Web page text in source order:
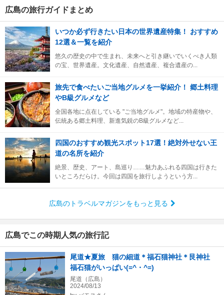
広島の旅行ガイドまとめ
いつか必ず行きたい日本の世界遺産特集！ おすすめ
12選＆一覧を紹介
悠久の歴史の中で生まれ、未来へと引き継いでいくべき人類
の宝、世界遺産。文化遺産、自然遺産、複合遺産の...
旅先で食べたいご当地グルメを一挙紹介！ 郷土料理
やB級グルメなど
全国各地に点在している "ご当地グルメ"。地域の特産物や、
伝統ある郷土料理、新進気鋭のB級グルメなど...
四国のおすすめ観光スポット17選！絶対外せない王
道の名所を紹介
絶景、歴史、アート、島巡り……魅力あふれる四国は行きた
いところだらけ。今回は四国を旅行しようという方...
広島のトラベルマガジンをもっと見る
広島でこの時期人気の旅行記
尾道★夏旅 猫の細道＊福石猫神社＊艮神社
福石猫がいっぱい(=^・^=)
尾道（広島）
2024/08/13